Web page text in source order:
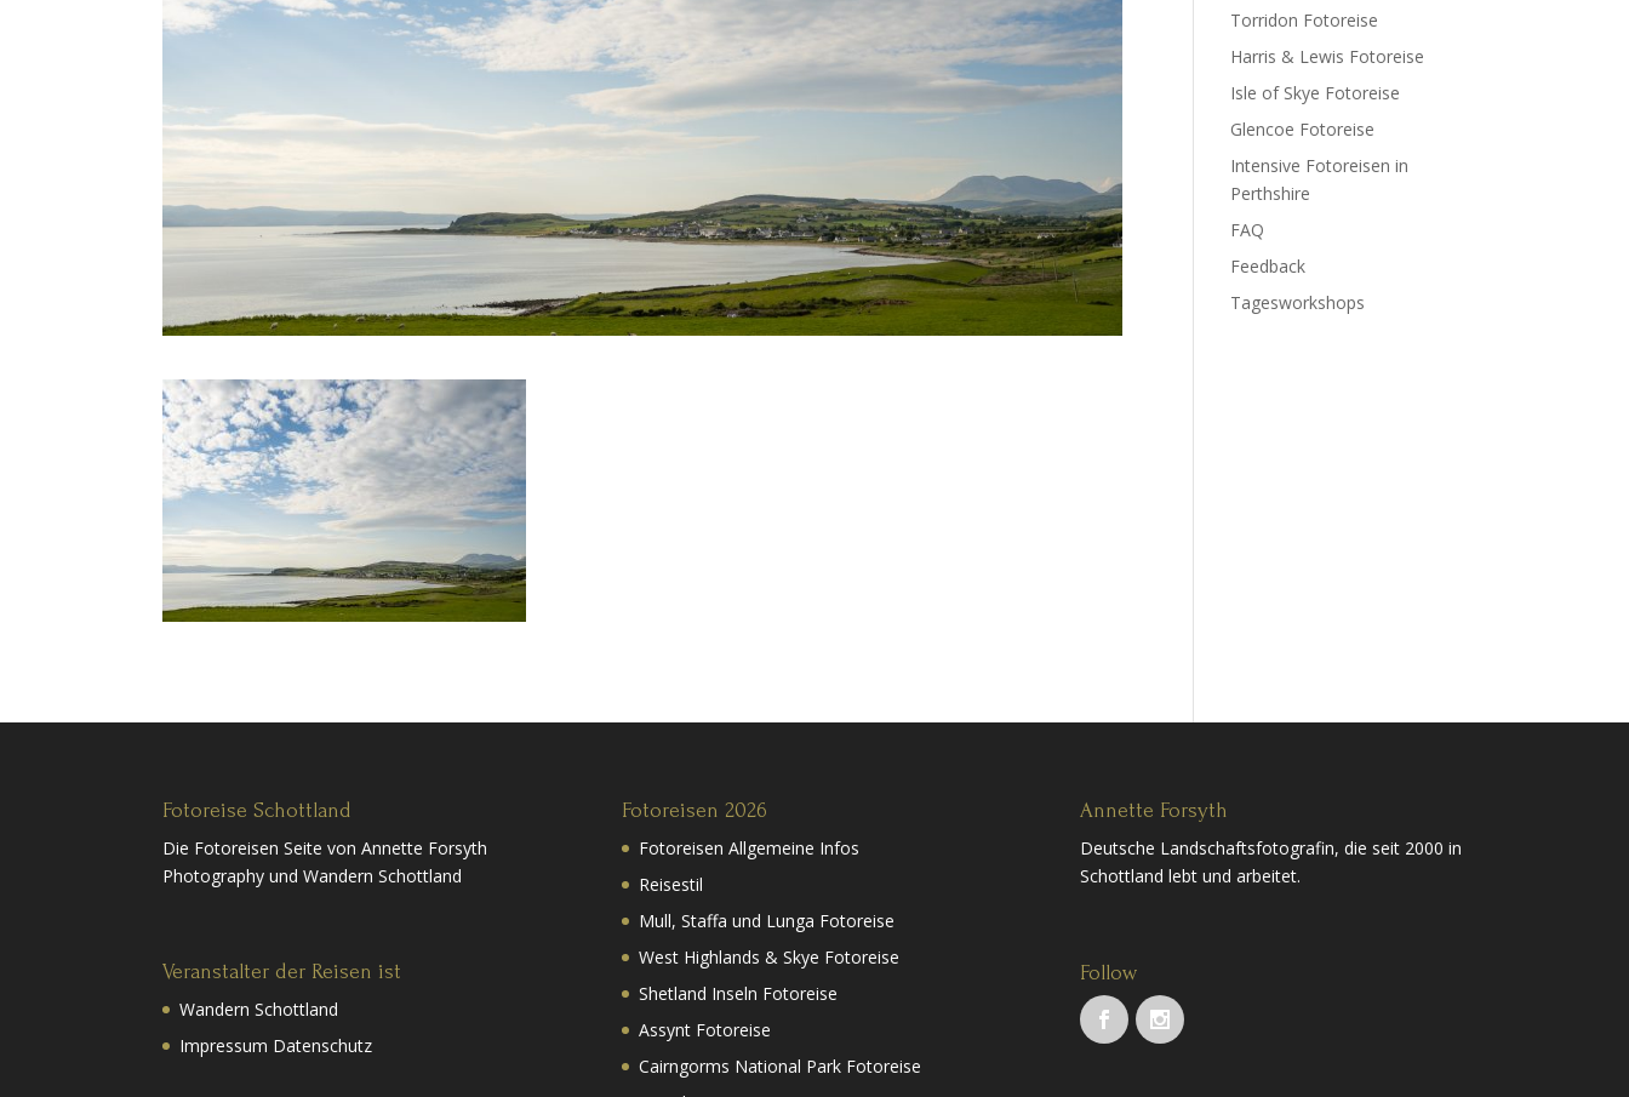
Torridon Fotoreise
Harris & Lewis Fotoreise
Isle of Skye Fotoreise
Glencoe Fotoreise
Intensive Fotoreisen in
Perthshire
FAQ
Feedback
Tagesworkshops
Fotoreise Schottland
Die Fotoreisen Seite von Annette Forsyth
Photography und Wandern Schottland
Veranstalter der Reisen ist
Wandern Schottland
Impressum Datenschutz
Fotoreisen 2026
Fotoreisen Allgemeine Infos
Reisestil
Mull, Staffa und Lunga Fotoreise
West Highlands & Skye Fotoreise
Shetland Inseln Fotoreise
Assynt Fotoreise
Cairngorms National Park Fotoreise
Annette Forsyth
Deutsche Landschaftsfotografin, die seit 2000 in
Schottland lebt und arbeitet.
Follow